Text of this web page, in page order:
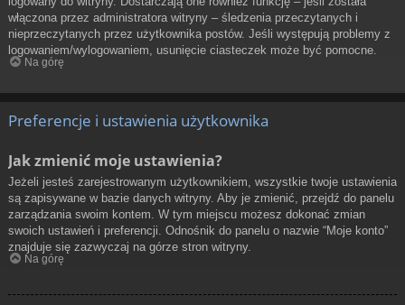
włączona przez administratora witryny – śledzenia przeczytanych i
nieprzeczytanych przez użytkownika postów. Jeśli występują problemy z
logowaniem/wylogowaniem, usunięcie ciasteczek może być pomocne.
Na górę
Preferencje i ustawienia użytkownika
Jak zmienić moje ustawienia?
Jeżeli jesteś zarejestrowanym użytkownikiem, wszystkie twoje ustawienia
są zapisywane w bazie danych witryny. Aby je zmienić, przejdź do panelu
zarządzania swoim kontem. W tym miejscu możesz dokonać zmian
swoich ustawień i preferencji. Odnośnik do panelu o nazwie “Moje konto”
znajduje się zazwyczaj na górze stron witryny.
Na górę